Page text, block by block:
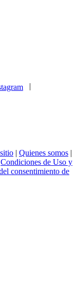
| Quienes somos |
Condiciones de Uso y
consentimiento de